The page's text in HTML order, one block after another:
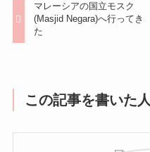
マレーシアの国立モスク
(Masjid Negara)へ行ってき
た
この記事を書いた人